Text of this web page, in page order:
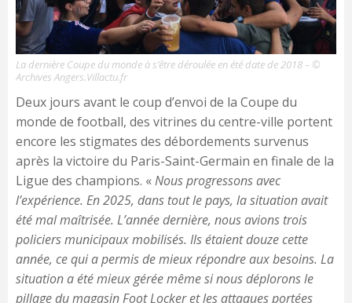
La dernière Coupe du monde à s’être déroulée en été date de 2018 – ©
Archives Angers.Villactu.fr
Deux jours avant le coup d’envoi de la Coupe du
monde de football, des vitrines du centre-ville portent
encore les stigmates des débordements survenus
après la victoire du Paris-Saint-Germain en finale de la
Ligue des champions. «Nous progressons avec
l’expérience. En 2025, dans tout le pays, la situation avait
été mal maîtrisée. L’année dernière, nous avions trois
policiers municipaux mobilisés. Ils étaient douze cette
année, ce qui a permis de mieux répondre aux besoins. La
situation a été mieux gérée même si nous déplorons le
pillage du magasin Foot Locker et les attaques portées